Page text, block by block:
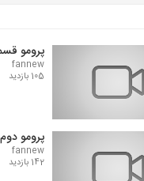
پرومو قسمت ۱۰۰
fannew
105 بازدید
پرومو دوم
fannew
142 بازدید